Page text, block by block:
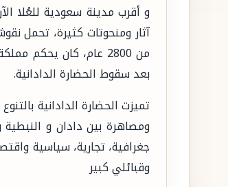
و أقرب مدينة سعودية للعُلا
آثار ومنحوتات كثيرة، تحمل
من 2800 عام، كان
بعد سقوط الحضارة الدادانية.
تميزت الحضارة الدادانية
ومصاهرة بين دادان و النبطية
جغرافية، تجارية، سياسية
وقبائلي كبير